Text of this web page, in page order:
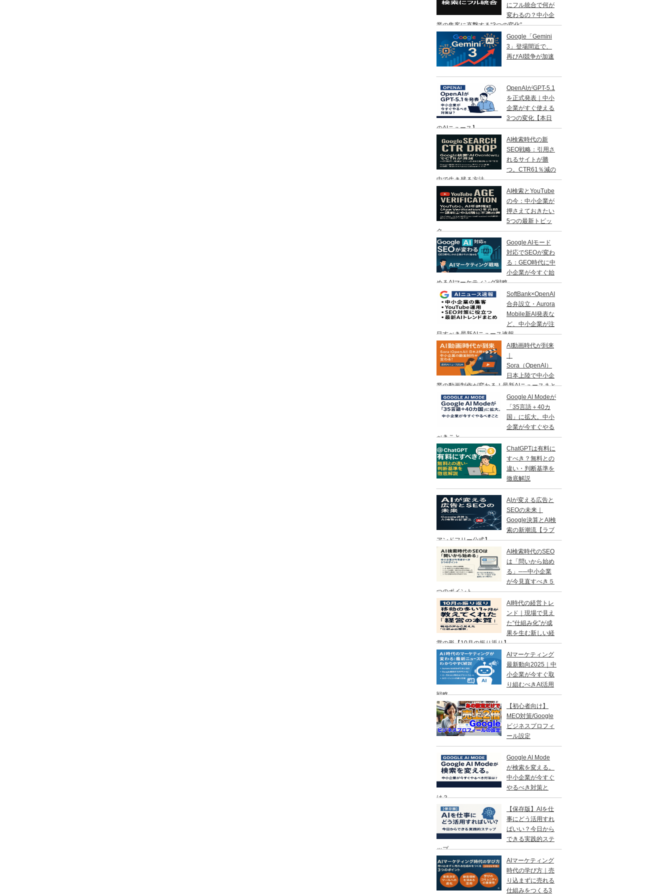
にフル統合で何が
変わるの？中小企
業の集客に直撃する“3つの変化”
Google「Gemini
3」登場間近で、
再びAI競争が加速
OpenAIがGPT-5.1
を正式発表｜中小
企業がすぐ使える
3つの変化【本日
のAIニュース】
AI検索時代の新
SEO戦略：引用さ
れるサイトが勝
つ。CTR61％減の
中で生き残る方法
AI検索とYouTube
の今：中小企業が
押さえておきたい
5つの最新トピッ
ク
Google AIモード
対応でSEOが変わ
る：GEO時代に中
小企業が今すぐ始
めるAIマーケティング戦略
SoftBank×OpenAI
合弁設立・Aurora
Mobile新AI発表な
ど、中小企業が注
目すべき最新AIニュース速報
AI動画時代が到来
Sora（OpenAI）
日本上陸で中小企
業の動画制作が変わる！最新AIニュースまと
め
Google AI Modeが
「35言語＋40カ
国」に拡大。中小
企業が今すぐやる
べきこと
ChatGPTは有料に
すべき？無料との
違い・判断基準を
徹底解説
AIが変える広告と
SEOの未来｜
Google決算とAI検
索の新潮流【ラブ
アンドフリー公式】
AI検索時代のSEO
は「問いから始め
る」──中小企業
が今見直すべき５
つのポイント
AI時代の経営トレ
ンド｜現場で見え
た“仕組み化”が成
果を生む新しい経
営の形【10月の振り返り】
AIマーケティング
最新動向2025｜中
小企業が今すぐ取
り組むべきAI活用
戦略
【初心者向け】
MEO対策/Google
ビジネスプロフィ
ール設定
Google AI Mode
が検索を変える。
中小企業が今すぐ
やるべき対策と
は？
【保存版】AIを仕
事にどう活用すれ
ばいい？今日から
できる実践的ステ
ップ
AIマーケティング
時代の学び方｜売
り込まずに売れる
仕組みをつくる3